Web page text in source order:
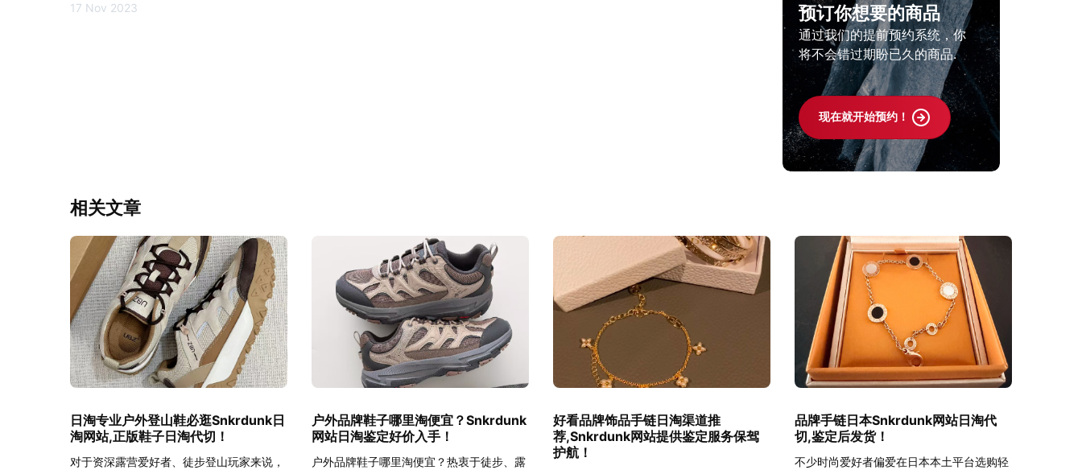
17 Nov 2023 预订你想要的商品
通过我们的提前预约系统，你
将不会错过期盼已久的商品.
现在就开始预约！
相关文章
日淘专业户外登山鞋必逛Snkrdunk日
淘网站,正版鞋子日淘代切！
对于资深露营爱好者、徒步登山玩家来说，
户外品牌鞋子哪里淘便宜？Snkrdunk
网站日淘鉴定好价入手！
户外品牌鞋子哪里淘便宜？热衷于徒步、露
好看品牌饰品手链日淘渠道推
荐,Snkrdunk网站提供鉴定服务保驾
护航！
品牌手链日本Snkrdunk网站日淘代
切,鉴定后发货！
不少时尚爱好者偏爱在日本本土平台选购轻